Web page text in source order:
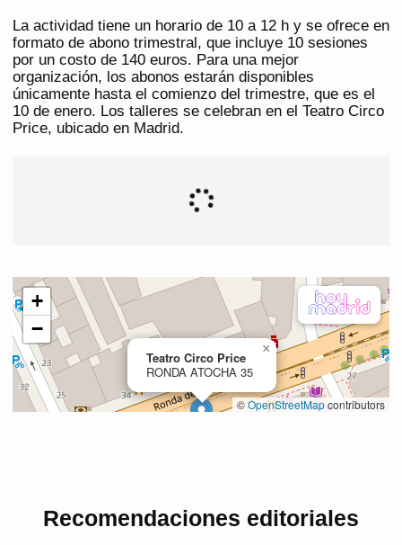
La actividad tiene un horario de 10 a 12 h y se ofrece en
formato de abono trimestral, que incluye 10 sesiones
por un costo de 140 euros. Para una mejor
organización, los abonos estarán disponibles
únicamente hasta el comienzo del trimestre, que es el
10 de enero. Los talleres se celebran en el Teatro Circo
Price, ubicado en Madrid.
Recomendaciones editoriales